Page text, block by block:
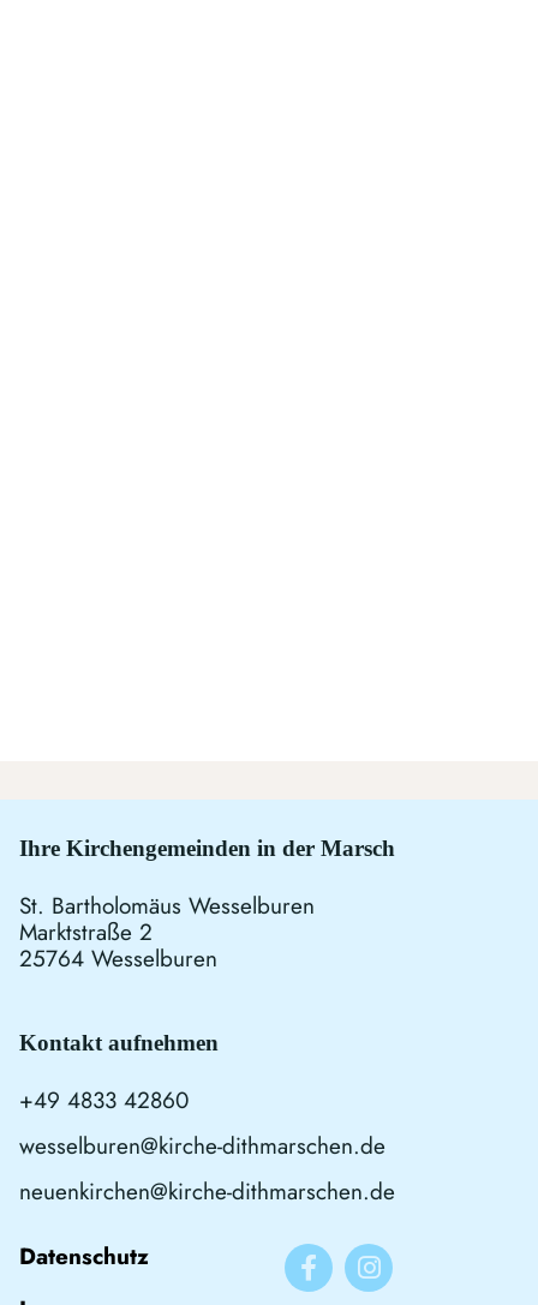
Ihre Kirchengemeinden in der Marsch
St. Bartholomäus Wesselburen
Marktstraße 2
25764 Wesselburen
Kontakt aufnehmen
+49 4833 42860
wesselburen@kirche-dithmarschen.de
neuenkirchen@kirche-dithmarschen.de
Datenschutz